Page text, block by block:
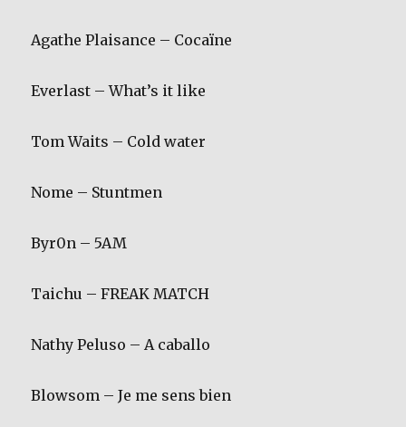
Agathe Plaisance – Cocaïne
Everlast – What’s it like
Tom Waits – Cold water
Nome – Stuntmen
Byr0n – 5AM
Taichu – FREAK MATCH
Nathy Peluso – A caballo
Blowsom – Je me sens bien